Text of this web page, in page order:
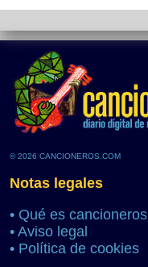
© 2026 CANCIONEROS.COM
Notas legales
• Qué es cancioneros
• Aviso legal
• Política de cookies